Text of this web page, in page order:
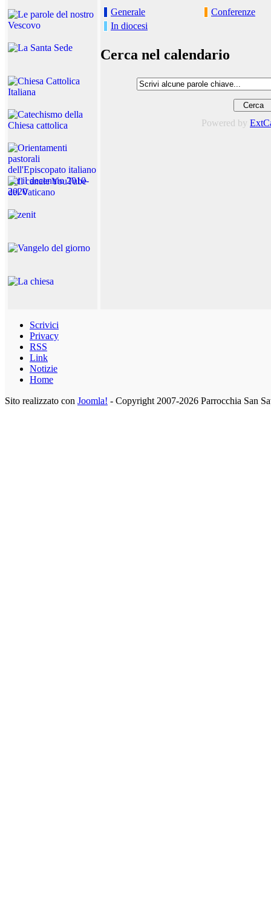
Generale
Conferenze
In diocesi
Cerca nel calendario
Powered by
Scrivici
Privacy
RSS
Link
Notizie
Home
Sito realizzato con Joomla! - Copyright 2007-2026 Parrocchia San